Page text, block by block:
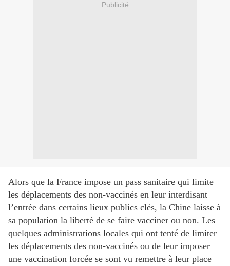
Publicité
Alors que la France impose un pass sanitaire qui limite
les déplacements des non-vaccinés en leur interdisant
l’entrée dans certains lieux publics clés, la Chine laisse à
sa population la liberté de se faire vacciner ou non. Les
quelques administrations locales qui ont tenté de limiter
les déplacements des non-vaccinés ou de leur imposer
une vaccination forcée se sont vu remettre à leur place